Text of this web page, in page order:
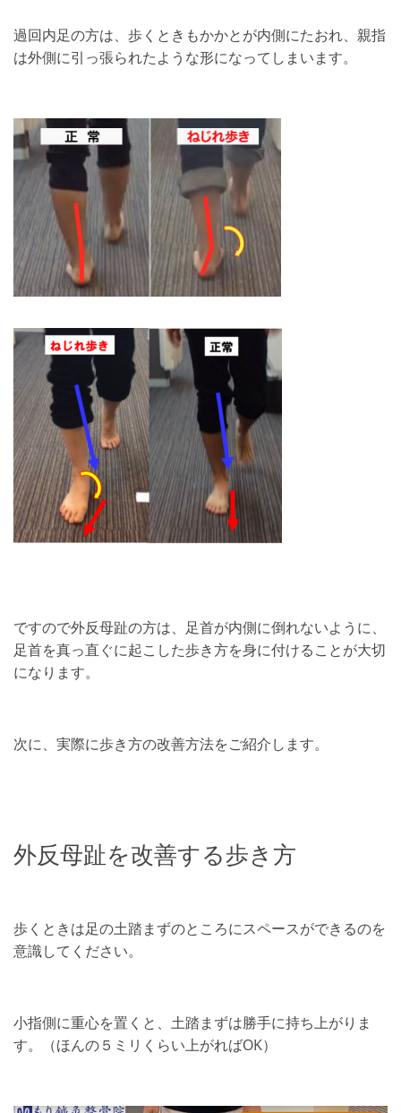
過回内足の方は、歩くときもかかとが内側にたおれ、親指
は外側に引っ張られたような形になってしまいます。
ですので外反母趾の方は、足首が内側に倒れないように、
足首を真っ直ぐに起こした歩き方を身に付けることが大切
になります。
次に、実際に歩き方の改善方法をご紹介します。
外反母趾を改善する歩き方
歩くときは足の土踏まずのところにスペースができるのを
意識してください。
小指側に重心を置くと、土踏まずは勝手に持ち上がりま
す。（ほんの５ミリくらい上がればOK）